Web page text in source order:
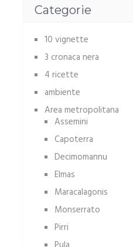
Categorie
10 vignette
3 cronaca nera
4 ricette
ambiente
Area metropolitana
Assemini
Capoterra
Decimomannu
Elmas
Maracalagonis
Monserrato
Pirri